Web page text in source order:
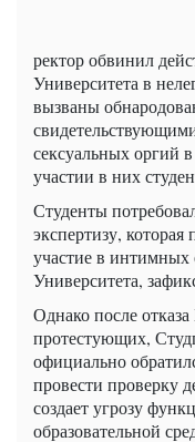
ректор обвинил
Университета в
вызваны
сексуальных оргий
участии в них
Студенты
экспертизу,
участие в интимных
Университета,
Однако после
протестующих,
официально
провести проверку
создает угрозу
образовательной